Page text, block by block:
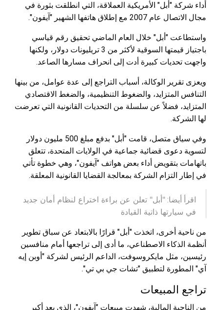
أداء شركة "أبل" الأمريكية العملاقة، التي انطلقت بثورة في
مجال الاتصال عام 2007 مع إطلاق هاتفها الشهير "آيفون".
واستطاعت "أبل" خلال العام الماضي تحقيق رقم قياسي
باجتياز قيمتها السوقية لأكثر من 3 تريليونات دولار، ولكنها
واجهت تحديات كبيرة أدت إلى انحراف مسارها الصاعد.
ويعزى تقرير الوكالة، أسباب التراجع إلى عدة عوامل، من بينها
التنافس المتزايد، والضغوط التنظيمية، والضغط الاقتصادي
المتزايد، فضلاً عن سلسلة من التحديات القانونية التي تعرضت
لها الشركة.
وفي سياق متصل، قامت "أبل" بدفع مبلغ 500 مليون دولار
لتسوية دعوى قضائية جماعية في الولايات المتحدة، تتعلق
باتهامات بتقويض أداء بعض هواتف "آيفون"، وهي خطوة تأتي
في إطار التزام الشركة بمعالجة القضايا القانونية المعلقة.
اقرأ أيضا: "أبل" تعلن عن براءة اختراع لنظام أمان جديد
في سيارتها ذاتية القيادة
من ناحية أخرى، اتخذت "أبل" قرارًا بالابتعاد عن سباق تطوير
أنظمة الذكاء الاصطناعي، ما أدى إلى تراجعها أمام منافسين
رئيسين، مثل مايكروسوفت، الداعم الرئيس لشركة "أوبن إيه
آي" المطورة لتطبيق "تشات جي بي تي".
تراجع المبيعات
من الناحية المالية، شهدت مبيعات "آيفون"، الذي يعد أكبر